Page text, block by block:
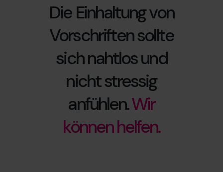
Die Einhaltung von
Vorschriften sollte
sich nahtlos und
nicht stressig
anfühlen.Wir
können helfen.